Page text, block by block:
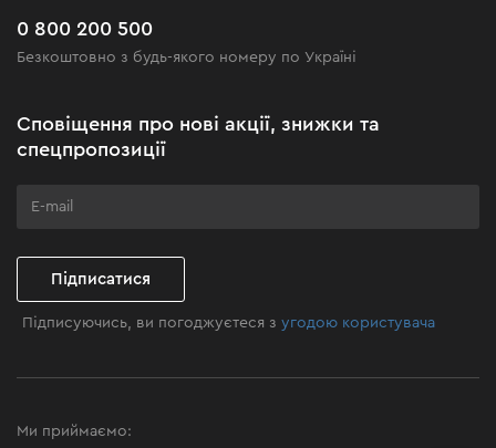
Чорна п'ятниця
Клуб майстерності
Поширені запитання
0 800 200 500
Безкоштовно з будь-якого номеру по Україні
Сповіщення про нові акції, знижки та
спецпропозиції
Підписатися
Підписуючись, ви погоджуєтеся зугодою користувача
Ми приймаємо: